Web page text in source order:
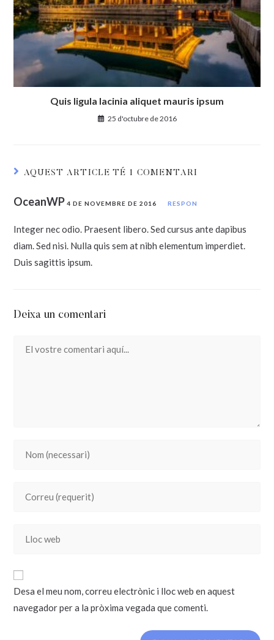
Quis ligula lacinia aliquet mauris ipsum
25 d'octubre de 2016
AQUEST ARTICLE TÉ 1 COMENTARI
OceanWP4 DE NOVEMBRE DE 2016 RESPON
Integer nec odio. Praesent libero. Sed cursus ante dapibus
diam. Sed nisi. Nulla quis sem at nibh elementum imperdiet.
Duis sagittis ipsum.
Deixa un comentari
Desa el meu nom, correu electrònic i lloc web en aquest
navegador per a la pròxima vegada que comenti.